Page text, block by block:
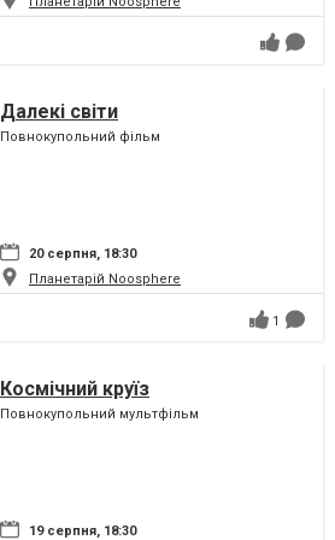
Далекі світи
Повнокупольний фільм
20 серпня, 18:30
Планетарій Noosphere
1
Космічний круїз
Повнокупольний мультфільм
19 серпня, 18:30